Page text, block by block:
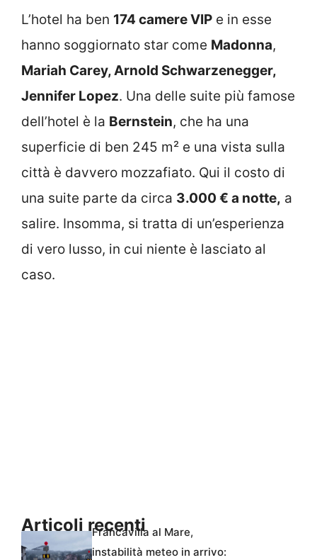
L’hotel ha ben 174 camere VIP e in esse
hanno soggiornato star come Madonna,
Mariah Carey, Arnold Schwarzenegger,
Jennifer Lopez. Una delle suite più famose
dell’hotel è la Bernstein, che ha una
superficie di ben 245 m² e una vista sulla
città è davvero mozzafiato. Qui il costo di
una suite parte da circa 3.000 € a notte, a
salire. Insomma, si tratta di un’esperienza
di vero lusso, in cui niente è lasciato al
caso.
Articoli recenti
Francavilla al Mare,
instabilità meteo in arrivo: